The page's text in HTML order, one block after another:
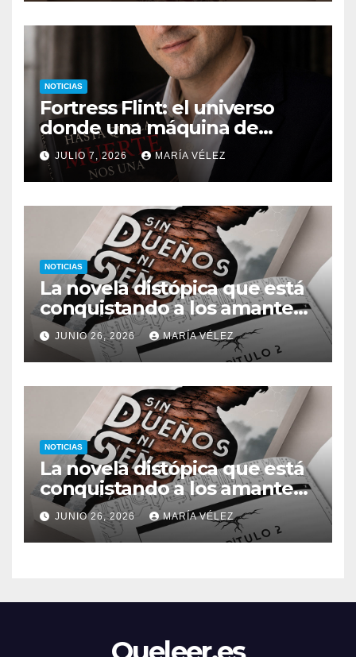
NOTICIAS
Fortress Flint: el universo
donde una máquina de
escribir, un silbido o un
recuerdo pueden cambiarlo
todo
JULIO 7, 2026 MARÍA VÉLEZ
NOTICIAS
La novela distópica que está
conquistando a los amantes
del romance y la ciencia
ficción: así es Sin dueños ni
señores
JUNIO 26, 2026 MARÍA VÉLEZ
NOTICIAS
La novela distópica que está
conquistando a los amantes
del romance y la ciencia
ficción: así es Sin dueños ni
señores
JUNIO 26, 2026 MARÍA VÉLEZ